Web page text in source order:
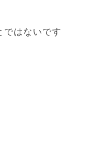
ではないです